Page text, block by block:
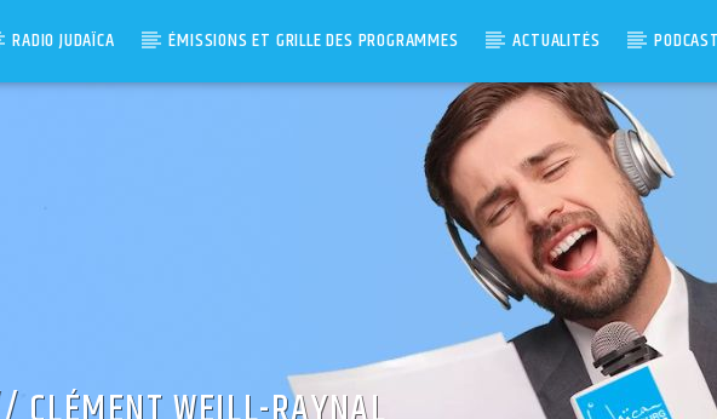
RADIO JUDAÏCA ÉMISSIONS ET GRILLE DES PROGRAMMES ACTUALITÉS